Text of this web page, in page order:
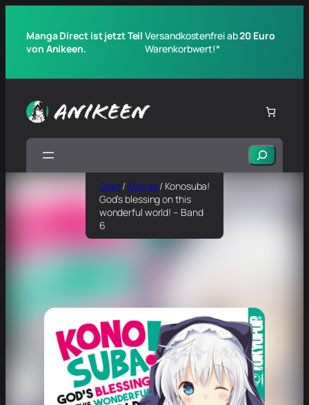
Manga Direct ist jetzt Teil
von Anikeen.
Versandkostenfrei ab20 Euro
Warenkorbwert!*
Suchen
Start / Manga / Konosuba!
God’s blessing on this
wonderful world! – Band
6